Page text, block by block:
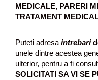
MEDICALE, PARERI
TRATAMENT
Puteti adresa intrebari
unele dintre acestea
ulterior, pentru a fi
SOLICITATI SA VI SE